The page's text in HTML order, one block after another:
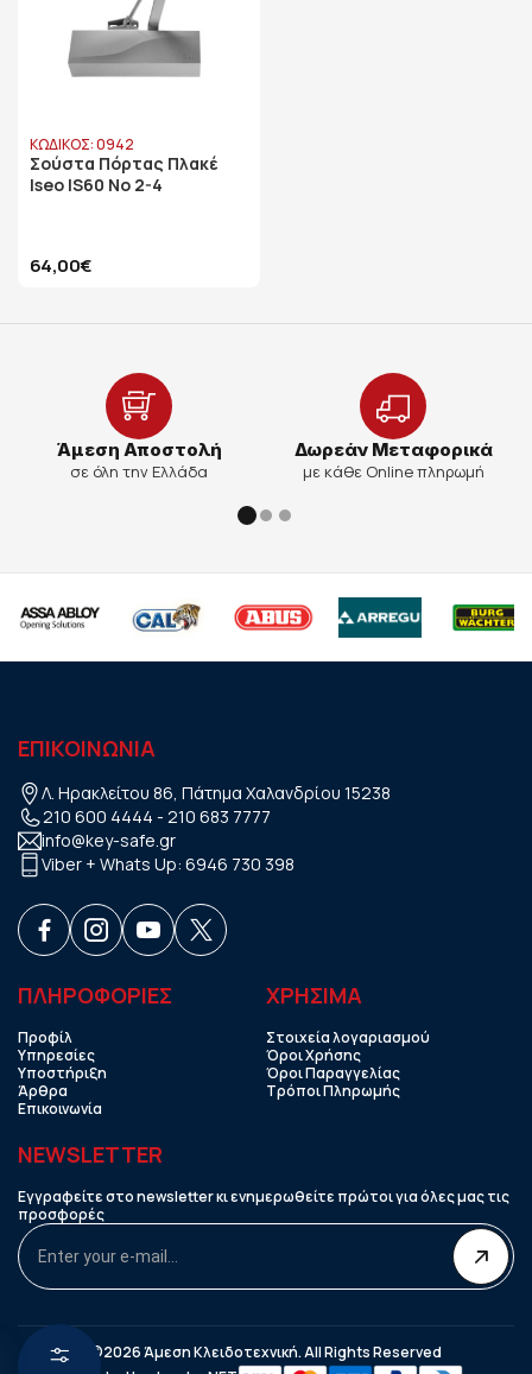
ΚΩΔΙΚΟΣ: 0942
Σούστα Πόρτας Πλακέ
Iseo IS60 No 2-4
64,00€
Άμεση Αποστολή
σε όλη την Ελλάδα
Δωρεάν Μεταφορικά
με κάθε Online πληρωμή
ΕΠΙΚΟΙΝΩΝΙΑ
Λ. Ηρακλείτου 86, Πάτημα Χαλανδρίου 15238
210 600 4444 - 210 683 7777
info@key-safe.gr
Viber + Whats Up: 6946 730 398
ΠΛΗΡΟΦΟΡΙΕΣ
Προφίλ
Υπηρεσίες
Υποστήριξη
Άρθρα
Επικοινωνία
ΧΡHΣΙΜΑ
Στοιχεία λογαριασμού
Όροι Χρήσης
Όροι Παραγγελίας
Τρόποι Πληρωμής
NEWSLETTER
Εγγραφείτε στο newsletter κι ενημερωθείτε πρώτοι για όλες μας τις
προσφορές
©2026 Άμεση Κλειδοτεχνική. All Rights Reserved